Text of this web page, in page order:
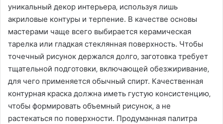
уникальный декор интерьера‚ используя лишь
акриловые контуры и терпение. В качестве основы
мастерами чаще всего выбирается керамическая
тарелка или гладкая стеклянная поверхность. Чтобы
точечный рисунок держался долго‚ заготовка требует
тщательной подготовки‚ включающей обезжиривание‚
для чего применяется обычный спирт. Качественная
контурная краска должна иметь густую консистенцию‚
чтобы формировать объемный рисунок‚ а не
растекаться по поверхности. Продуманная палитра